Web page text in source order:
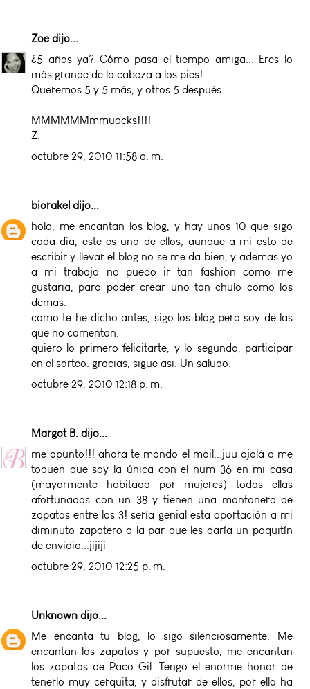
Zoedijo...
¿5 años ya? Cómo pasa el tiempo amiga... Eres lo
más grande de la cabeza a los pies!
Queremos 5 y 5 más, y otros 5 después...
MMMMMMmmuacks!!!!
Z.
octubre 29, 2010 11:58 a. m.
biorakel dijo...
hola, me encantan los blog, y hay unos 10 que sigo
cada dia, este es uno de ellos; aunque a mi esto de
escribir y llevar el blog no se me da bien, y ademas yo
a mi trabajo no puedo ir tan fashion como me
gustaria, para poder crear uno tan chulo como los
demas.
como te he dicho antes, sigo los blog pero soy de las
que no comentan.
quiero lo primero felicitarte, y lo segundo, participar
en el sorteo. gracias, sigue asi. Un saludo.
octubre 29, 2010 12:18 p. m.
Margot B. dijo...
me apunto!!! ahora te mando el mail...juu ojalá q me
toquen que soy la única con el num 36 en mi casa
(mayormente habitada por mujeres) todas ellas
afortunadas con un 38 y tienen una montonera de
zapatos entre las 3! sería genial esta aportación a mi
diminuto zapatero a la par que les daría un poquitín
de envidia...jijiji
octubre 29, 2010 12:25 p. m.
Unknown dijo...
Me encanta tu blog, lo sigo silenciosamente. Me
encantan los zapatos y por supuesto, me encantan
los zapatos de Paco Gil. Tengo el enorme honor de
tenerlo muy cerquita, y disfrutar de ellos, por ello ha